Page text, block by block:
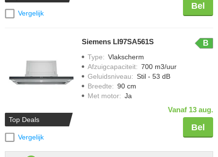
Vergelijk
Bel
Top Deals
Vergelijk
Siemens LI97SA561S B
Type: Vlakscherm
Afzuigcapaciteit: 700 m3/uur
Geluidsniveau: Stil - 53 dB
Breedte: 90 cm
Met motor: Ja
Vanaf 13 aug.
Bel